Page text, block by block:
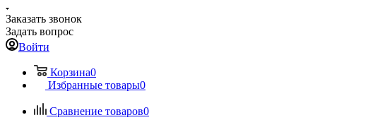
Заказать звонок
Задать вопрос
Войти
Корзина0
Избранные товары0
Сравнение товаров0